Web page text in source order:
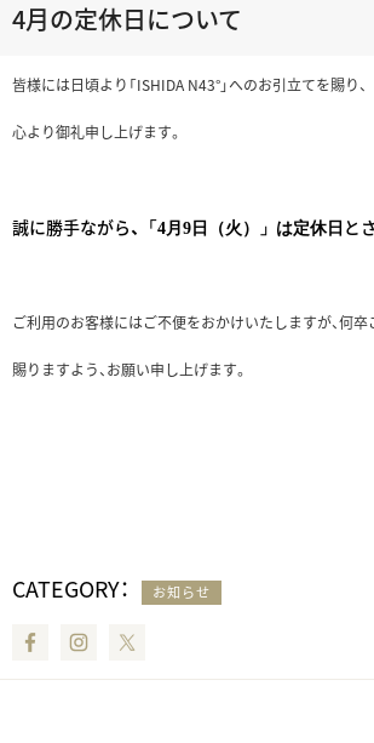
4月の定休日について
皆様には日頃より「ISHIDA N43°」へのお引立てを賜り、
心より御礼申し上げます。
誠に勝手ながら、 「4月9日（火）」は定休日 と
ご利用のお客様にはご不便をおかけいたしますが、何卒
賜りますよう、お願い申し上げます。
CATEGORY： お知らせ
FacebookInstagram